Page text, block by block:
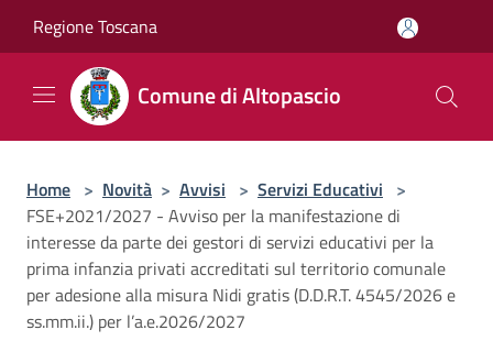
Regione Toscana
Comune di Altopascio
Home > Novità > Avvisi > Servizi Educativi >
FSE+2021/2027 - Avviso per la manifestazione di
interesse da parte dei gestori di servizi educativi per la
prima infanzia privati accreditati sul territorio comunale
per adesione alla misura Nidi gratis (D.D.R.T. 4545/2026 e
ss.mm.ii.) per l’a.e.2026/2027